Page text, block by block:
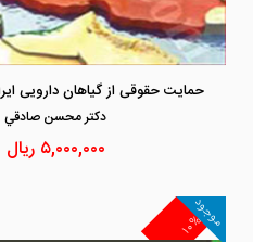
دكتر محسن صادقي
۵,۰۰۰,۰۰۰ ریال
۱۰%
موجود